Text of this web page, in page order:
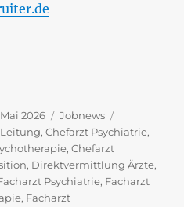
2026 Kategorien
Jobnews
,Chefarzt Psychiatrie,
,Chefarzt
, Direktvermittlung Ärzte,
Psychiatrie, Facharzt
, Facharzt